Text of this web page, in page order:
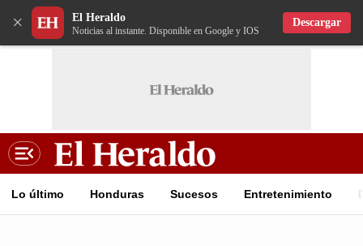
× El Heraldo
Noticias al instante. Disponible en Google y IOS
Descargar
Lo último Honduras Sucesos Entretenimiento